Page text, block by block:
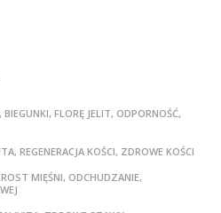
FLORĘ JELIT, ODPORNOŚĆ,
REGENERACJA KOŚCI, ZDROWE KOŚCI
MIĘŚNI, ODCHUDZANIE,